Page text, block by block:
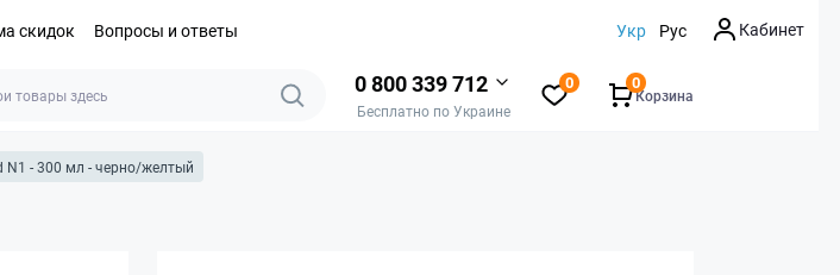
скидок Вопросы и ответы Укр Рус Кабинет
0 800 339 712
Бесплатно по Украине
0
Корзина
0
N1 - 300 мл - черно/желтый